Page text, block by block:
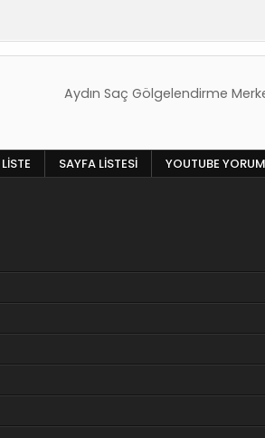
Aydın Saç Gölgelendirme
LISTE SAYFA LISTESI YOUTUBE